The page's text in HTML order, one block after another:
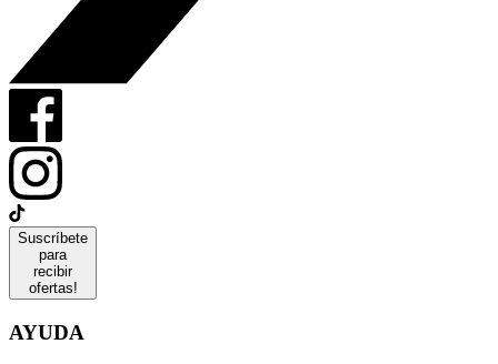
Suscríbete
para
recibir
ofertas!
AYUDA